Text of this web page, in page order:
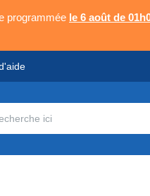
programmée le 6 août de